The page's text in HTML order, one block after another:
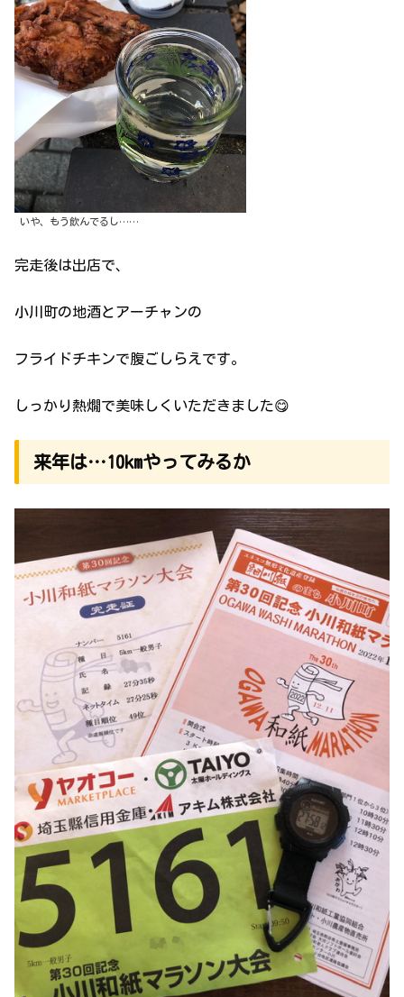
いや、もう飲んでるし……
完走後は出店で、
小川町の地酒とアーチャンの
フライドチキンで腹ごしらえです。
しっかり熱燗で美味しくいただきました😋
来年は…10kmやってみるか